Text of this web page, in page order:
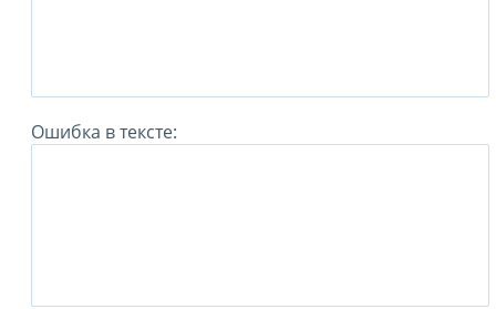
Ошибка в тексте: